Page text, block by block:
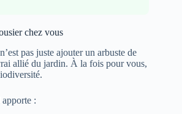
chez vous
pas juste ajouter un arbuste de
allié du jardin. À la fois pour vous,
: